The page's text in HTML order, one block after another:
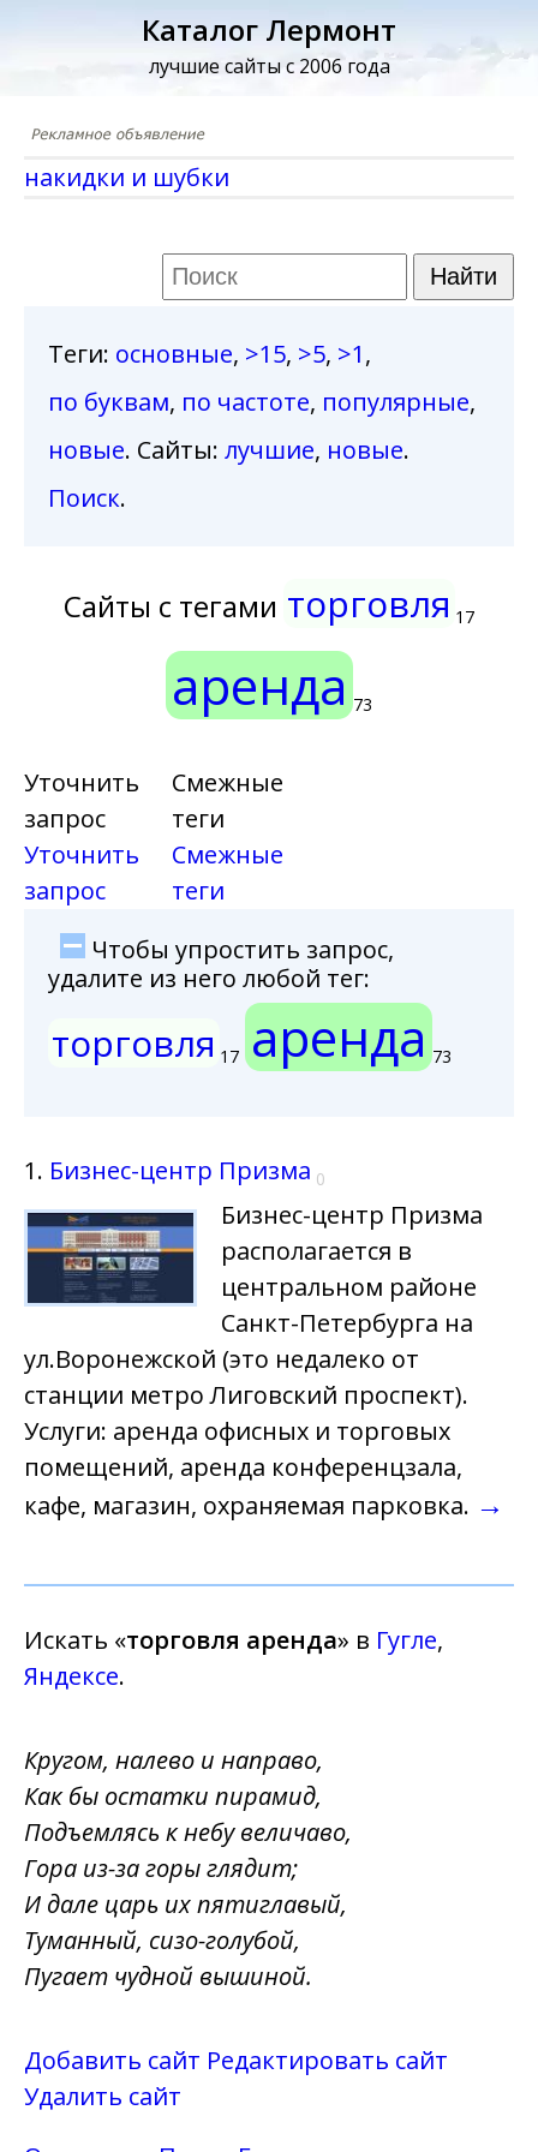
Каталог Лермонт
лучшие сайты с 2006 года
накидки и шубки
Теги: основные, >15, >5, >1,
по буквам, по частоте, популярные,
новые. Сайты: лучшие, новые.
Поиск.
Сайты с тегами торговля 17
аренда 73
Уточнить
запрос
Уточнить
запрос
Смежные
теги
Смежные
теги
Чтобы упростить запрос,
удалите из него любой тег:
торговля 17 аренда 73
1. Бизнес-центр Призма 0
Бизнес-центр Призма
располагается в
центральном районе
Санкт-Петербурга на
ул.Воронежской (это недалеко от
станции метро Лиговский проспект).
Услуги: аренда офисных и торговых
помещений, аренда конференцзала,
кафе, магазин, охраняемая парковка. →
Искать «торговля аренда» в Гугле,
Яндексе.
Кругом, налево и направо,
Как бы остатки пирамид,
Подъемлясь к небу величаво,
Гора из-за горы глядит;
И дале царь их пятиглавый,
Туманный, сизо-голубой,
Пугает чудной вышиной.
Добавить сайт Редактировать сайт
Удалить сайт